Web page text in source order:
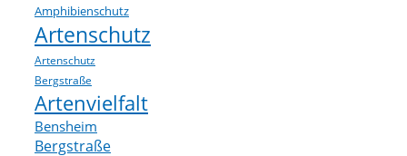
Amphibienschutz
Artenschutz
Artenschutz
Bergstraße
Artenvielfalt
Bensheim
Bergstraße